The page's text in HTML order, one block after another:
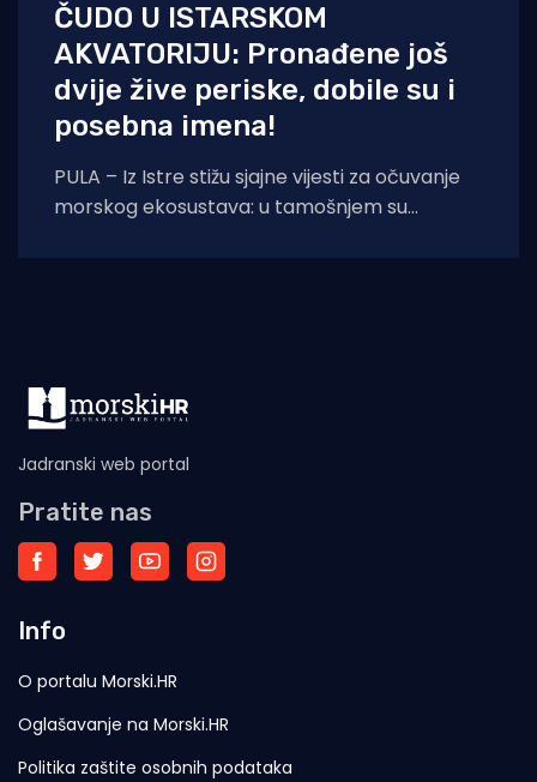
ČUDO U ISTARSKOM
AKVATORIJU: Pronađene još
dvije žive periske, dobile su i
posebna imena!
PULA – Iz Istre stižu sjajne vijesti za očuvanje
morskog ekosustava: u tamošnjem su
Jadranski web portal
Pratite nas
Info
O portalu Morski.HR
Oglašavanje na Morski.HR
Politika zaštite osobnih podataka